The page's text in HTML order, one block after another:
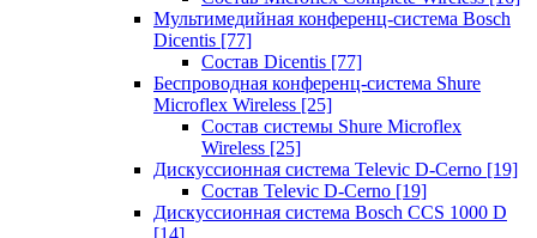
Мультимедийная конференц-система Bosch
Dicentis [77]
Состав Dicentis [77]
Беспроводная конференц-система Shure
Microflex Wireless [25]
Состав системы Shure Microflex
Wireless [25]
Дискуссионная система Televic D-Cerno [19]
Состав Televic D-Cerno [19]
Дискуссионная система Bosch CCS 1000 D
[14]